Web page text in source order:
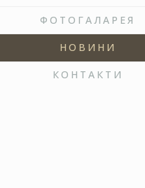
ФОТОГАЛАРЕЯ
НОВИНИ
КОНТАКТИ